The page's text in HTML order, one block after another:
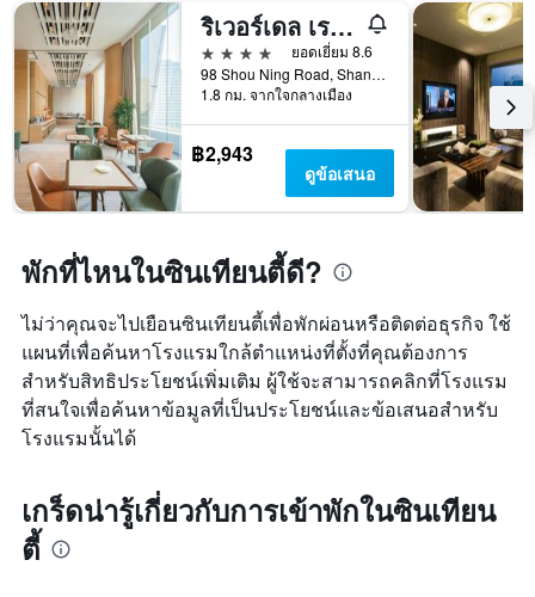
ริเวอร์เดล เรสซิเดนซ์ ซินเทียนตี้ เซี่ยงไฮ้
4 ดาว
ยอดเยี่ยม 8.6
98 Shou Ning Road, Shanghai, เซี่ยงไฮ้, จีน
1.8 กม. จากใจกลางเมือง
฿2,943
ดูข้อเสนอ
พักที่ไหนในซินเทียนตี้ดี?
ไม่ว่าคุณจะไปเยือนซินเทียนตี้เพื่อพักผ่อนหรือติดต่อธุรกิจ ใช้
แผนที่เพื่อค้นหาโรงแรมใกล้ตำแหน่งที่ตั้งที่คุณต้องการ
สำหรับสิทธิประโยชน์เพิ่มเติม ผู้ใช้จะสามารถคลิกที่โรงแรม
ที่สนใจเพื่อค้นหาข้อมูลที่เป็นประโยชน์และข้อเสนอสำหรับ
โรงแรมนั้นได้
เกร็ดน่ารู้เกี่ยวกับการเข้าพักในซินเทียน
ตี้